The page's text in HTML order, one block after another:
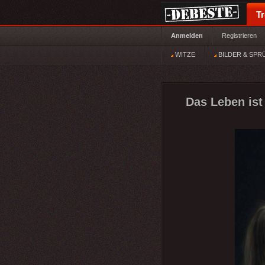
Anmelden Registrieren
WITZE BILDER &
Das Leben